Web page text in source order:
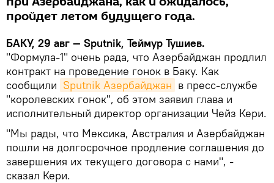
пройдет летом будущего года.
БАКУ, 29 авг — Sputnik, Теймур Тушиев.
"Формула-1" очень рада, что Азербайджан продлил
контракт на проведение гонок в Баку. Как
сообщили Sputnik Азербайджан в пресс-службе
"королевских гонок", об этом заявил глава и
исполнительный директор организации Чейз Кери.
"Мы рады, что Мексика, Австралия и Азербайджан
пошли на долгосрочное продление соглашения до
завершения их текущего договора с нами", -
сказал Кери.